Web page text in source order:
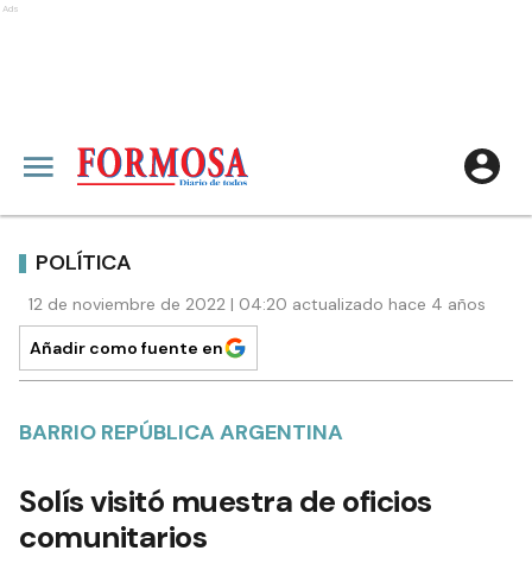
Ads
POLÍTICA
12 de noviembre de 2022 | 04:20 actualizado hace 4 años
Añadir como fuente en
BARRIO REPÚBLICA ARGENTINA
Solís visitó muestra de oficios
comunitarios